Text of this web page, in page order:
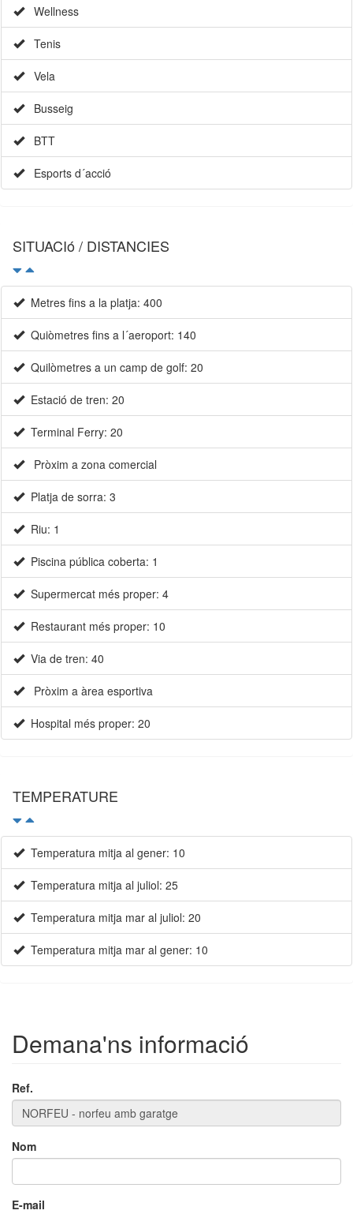
Wellness
Tenis
Vela
Busseig
BTT
Esports d´acció
SITUACIó / DISTANCIES
Metres fins a la platja: 400
Quiòmetres fins a l´aeroport: 140
Quilòmetres a un camp de golf: 20
Estació de tren: 20
Terminal Ferry: 20
Pròxim a zona comercial
Platja de sorra: 3
Riu: 1
Piscina pública coberta: 1
Supermercat més proper: 4
Restaurant més proper: 10
Via de tren: 40
Pròxim a àrea esportiva
Hospital més proper: 20
TEMPERATURE
Temperatura mitja al gener: 10
Temperatura mitja al juliol: 25
Temperatura mitja mar al juliol: 20
Temperatura mitja mar al gener: 10
Demana'ns informació
Ref.
Nom
E-mail